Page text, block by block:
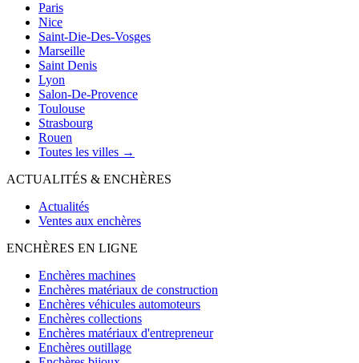
Paris
Nice
Saint-Die-Des-Vosges
Marseille
Saint Denis
Lyon
Salon-De-Provence
Toulouse
Strasbourg
Rouen
Toutes les villes →
ACTUALITÉS & ENCHÈRES
Actualités
Ventes aux enchères
ENCHÈRES EN LIGNE
Enchères machines
Enchères matériaux de construction
Enchères véhicules automoteurs
Enchères collections
Enchères matériaux d'entrepreneur
Enchères outillage